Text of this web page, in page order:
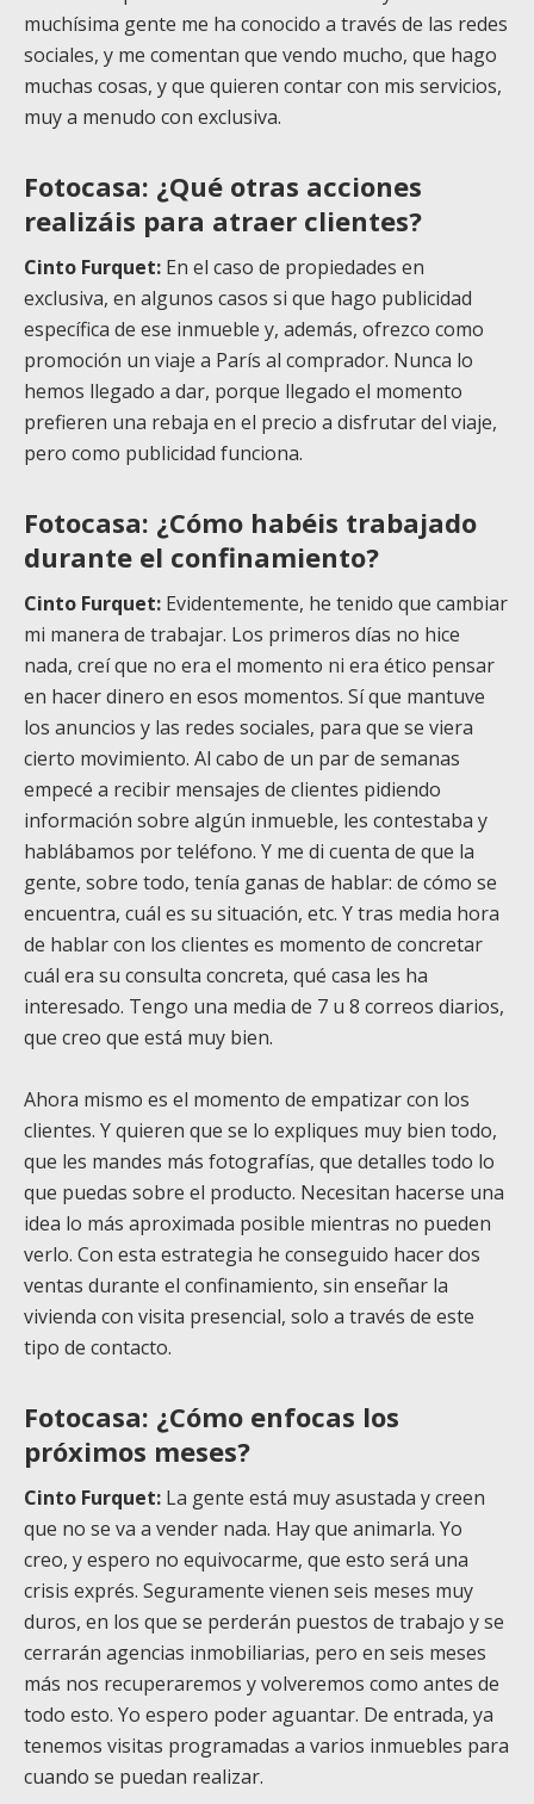
muchísima gente me ha conocido a través de las redes
sociales, y me comentan que vendo mucho, que hago
muchas cosas, y que quieren contar con mis servicios,
muy a menudo con exclusiva.
Fotocasa: ¿Qué otras acciones
realizáis para atraer clientes?
Cinto Furquet: En el caso de propiedades en
exclusiva, en algunos casos si que hago publicidad
específica de ese inmueble y, además, ofrezco como
promoción un viaje a París al comprador. Nunca lo
hemos llegado a dar, porque llegado el momento
prefieren una rebaja en el precio a disfrutar del viaje,
pero como publicidad funciona.
Fotocasa: ¿Cómo habéis trabajado
durante el confinamiento?
Cinto Furquet: Evidentemente, he tenido que cambiar
mi manera de trabajar. Los primeros días no hice
nada, creí que no era el momento ni era ético pensar
en hacer dinero en esos momentos. Sí que mantuve
los anuncios y las redes sociales, para que se viera
cierto movimiento. Al cabo de un par de semanas
empecé a recibir mensajes de clientes pidiendo
información sobre algún inmueble, les contestaba y
hablábamos por teléfono. Y me di cuenta de que la
gente, sobre todo, tenía ganas de hablar: de cómo se
encuentra, cuál es su situación, etc. Y tras media hora
de hablar con los clientes es momento de concretar
cuál era su consulta concreta, qué casa les ha
interesado. Tengo una media de 7 u 8 correos diarios,
que creo que está muy bien.
Ahora mismo es el momento de empatizar con los
clientes. Y quieren que se lo expliques muy bien todo,
que les mandes más fotografías, que detalles todo lo
que puedas sobre el producto. Necesitan hacerse una
idea lo más aproximada posible mientras no pueden
verlo. Con esta estrategia he conseguido hacer dos
ventas durante el confinamiento, sin enseñar la
vivienda con visita presencial, solo a través de este
tipo de contacto.
Fotocasa: ¿Cómo enfocas los
próximos meses?
Cinto Furquet: La gente está muy asustada y creen
que no se va a vender nada. Hay que animarla. Yo
creo, y espero no equivocarme, que esto será una
crisis exprés. Seguramente vienen seis meses muy
duros, en los que se perderán puestos de trabajo y se
cerrarán agencias inmobiliarias, pero en seis meses
más nos recuperaremos y volveremos como antes de
todo esto. Yo espero poder aguantar. De entrada, ya
tenemos visitas programadas a varios inmuebles para
cuando se puedan realizar.